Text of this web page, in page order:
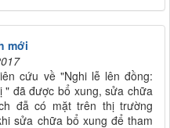
mới
cứu về "Nghi lễ lên đồng:
" đã được bổ xung, sửa chữa
đẫ có mặt trên thị trường
sửa chữa bổ xung để tham